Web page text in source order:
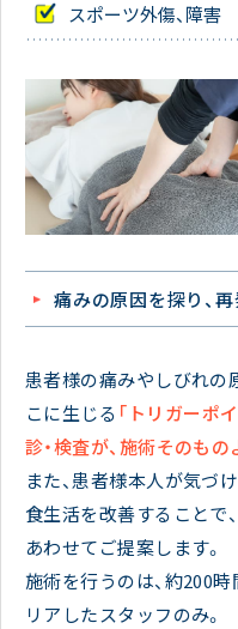
スポーツ外傷、障害
痛みの原因を探り、
患者様の痛みやしびれの
こに生じる 「トリガーポ
診・検査が、施術そのも
また、患者様本人が気づ
食生活を改善することで
あわせてご提案します。
施術を行うのは、約200時
リアしたスタッフのみ。